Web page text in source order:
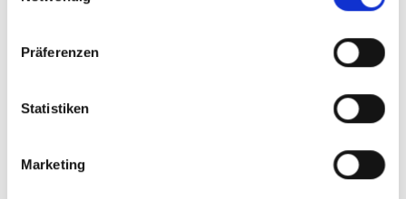
Präferenzen
Statistiken
Marketing
Abie Alba Vereinfachter Text zur Lesung von Katrin